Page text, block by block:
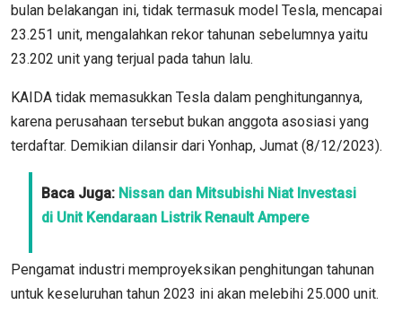
bulan belakangan ini, tidak termasuk model Tesla, mencapai
23.251 unit, mengalahkan rekor tahunan sebelumnya yaitu
23.202 unit yang terjual pada tahun lalu.
KAIDA tidak memasukkan Tesla dalam penghitungannya,
karena perusahaan tersebut bukan anggota asosiasi yang
terdaftar. Demikian dilansir dari Yonhap, Jumat (8/12/2023).
Baca Juga: Nissan dan Mitsubishi Niat Investasi
di Unit Kendaraan Listrik Renault Ampere
Pengamat industri memproyeksikan penghitungan tahunan
untuk keseluruhan tahun 2023 ini akan melebihi 25.000 unit.